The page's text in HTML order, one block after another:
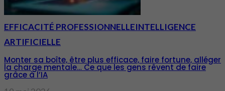
EFFICACITÉ PROFESSIONNELLEINTELLIGENCE
ARTIFICIELLE
Monter sa boîte, être plus efficace, faire fortune, alléger
la charge mentale… Ce que les gens rêvent de faire
grâce à l’IA